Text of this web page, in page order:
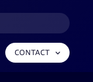
CONTACT